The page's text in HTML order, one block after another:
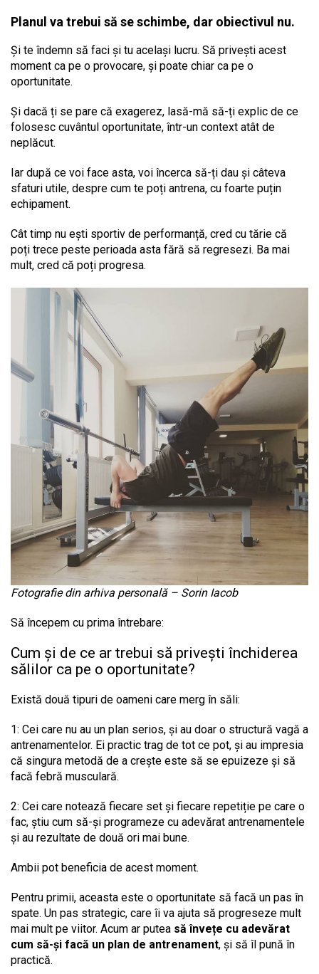
Planul va trebui să se schimbe, dar obiectivul nu.
Și te îndemn să faci și tu același lucru. Să privești acest
moment ca pe o provocare, și poate chiar ca pe o
oportunitate.
Și dacă ți se pare că exagerez, lasă-mă să-ți explic de ce
folosesc cuvântul oportunitate, într-un context atât de
neplăcut.
Iar după ce voi face asta, voi încerca să-ți dau și câteva
sfaturi utile, despre cum te poți antrena, cu foarte puțin
echipament.
Cât timp nu ești sportiv de performanță, cred cu tărie că
poți trece peste perioada asta fără să regresezi. Ba mai
mult, cred că poți progresa.
Fotografie din arhiva personală – Sorin Iacob
Să începem cu prima întrebare:
Cum și de ce ar trebui să privești închiderea
sălilor ca pe o oportunitate?
Există două tipuri de oameni care merg în săli:
1: Cei care nu au un plan serios, și au doar o structură vagă a
antrenamentelor. Ei practic trag de tot ce pot, și au impresia
că singura metodă de a crește este să se epuizeze și să
facă febră musculară.
2: Cei care notează fiecare set și fiecare repetiție pe care o
fac, știu cum să-și programeze cu adevărat antrenamentele
și au rezultate de două ori mai bune.
Ambii pot beneficia de acest moment.
Pentru primii, aceasta este o oportunitate să facă un pas în
spate. Un pas strategic, care îi va ajuta să progreseze mult
mai mult pe viitor. Acum ar putea să învețe cu adevărat
cum să-și facă un plan de antrenament, și să îl pună în
practică.